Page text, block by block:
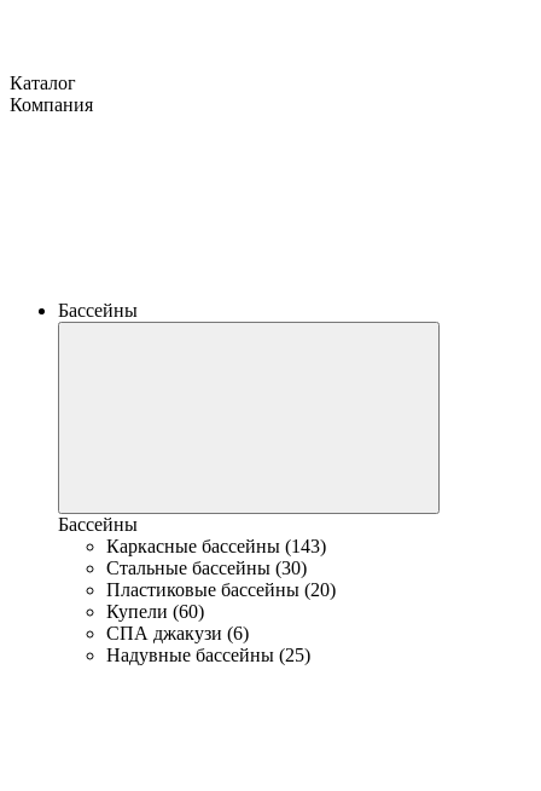
Каталог
Компания
Бассейны
Бассейны
Каркасные бассейны (143)
Стальные бассейны (30)
Пластиковые бассейны (20)
Купели (60)
СПА джакузи (6)
Надувные бассейны (25)